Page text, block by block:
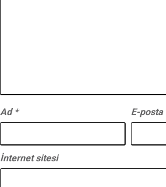
Ad * E-posta
İnternet sitesi